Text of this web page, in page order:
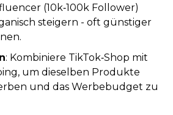
(10k‑100k Follower)
steigern - oft günstiger
: Kombiniere TikTok‑Shop mit
um dieselben Produkte
und das Werbebudget zu